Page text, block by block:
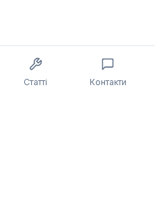
Статті Контакти